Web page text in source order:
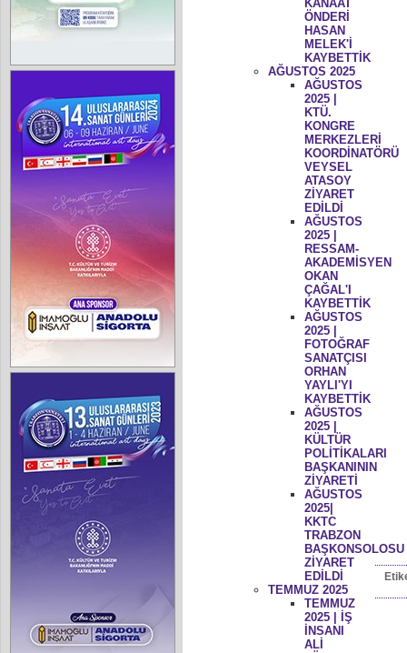
KANAAT
ÖNDERİ
HASAN
MELEK'İ
KAYBETTİK
AĞUSTOS 2025
AĞUSTOS
2025 |
KTÜ.
KONGRE
MERKEZLERİ
KOORDİNATÖRÜ
VEYSEL
ATASOY
ZİYARET
EDİLDİ
AĞUSTOS
2025 |
RESSAM-
AKADEMİSYEN
OKAN
ÇAĞAL'I
KAYBETTİK
AĞUSTOS
2025 |
FOTOĞRAF
SANATÇISI
ORHAN
YAYLI'YI
KAYBETTİK
AĞUSTOS
2025 |
KÜLTÜR
POLİTİKALARI
BAŞKANININ
ZİYARETİ
AĞUSTOS
2025|
KKTC
TRABZON
BAŞKONSOLOSU
ZİYARET
EDİLDİ
TEMMUZ 2025
TEMMUZ
2025 | İŞ
İNSANI
ALİ